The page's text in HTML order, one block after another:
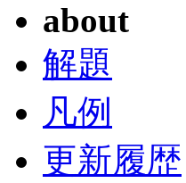
about
解題
凡例
更新履歴